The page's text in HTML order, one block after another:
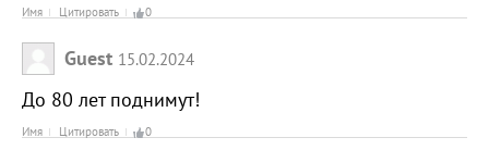
Имя Цитировать 0
Guest 15.02.2024
До 80 лет поднимут!
Имя Цитировать 0